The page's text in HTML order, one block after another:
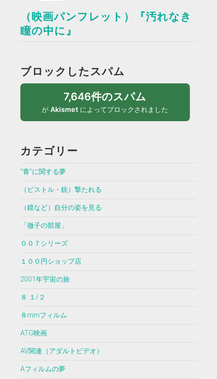
（映画パンフレット）『汚れなき
瞳の中に』
ブロックしたスパム
7,646件のスパム
がAkismet によってブロックされました
カテゴリー
”青”に関する夢
（ピストル・銃）撃たれる
（鏡など）自分の姿を見る
「徹子の部屋」
００７シリーズ
１００円ショップ店
2001年宇宙の旅
８ １/２
８mmフィルム
ATG映画
AV関連（アダルトビデオ）
Aフィルムの夢